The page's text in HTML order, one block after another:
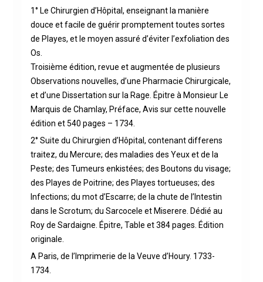
1° Le Chirurgien d’Hôpital, enseignant la manière
douce et facile de guérir promptement toutes sortes
de Playes, et le moyen assuré d’éviter l’exfoliation des
Os.
Troisième édition, revue et augmentée de plusieurs
Observations nouvelles, d’une Pharmacie Chirurgicale,
et d’une Dissertation sur la Rage. Épitre à Monsieur Le
Marquis de Chamlay, Préface, Avis sur cette nouvelle
édition et 540 pages – 1734.
2° Suite du Chirurgien d’Hôpital, contenant differens
traitez, du Mercure; des maladies des Yeux et de la
Peste; des Tumeurs enkistées; des Boutons du visage;
des Playes de Poitrine; des Playes tortueuses; des
Infections; du mot d’Escarre; de la chute de l’Intestin
dans le Scrotum; du Sarcocele et Miserere. Dédié au
Roy de Sardaigne. Épitre, Table et 384 pages. Édition
originale.
A Paris, de l’Imprimerie de la Veuve d’Houry. 1733-
1734.